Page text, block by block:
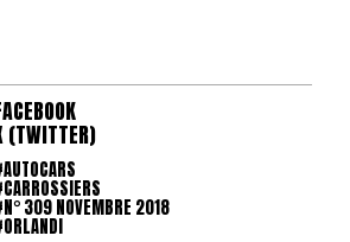
(TWITTER)
309 NOVEMBRE 2018